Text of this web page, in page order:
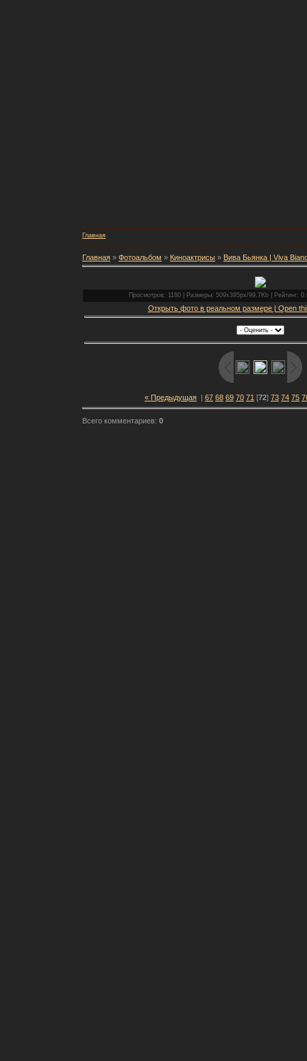
Главная
Главная » Фотоальбом » Киноактрисы » Вива Бьянка | Viva
Просмотров: 1180 | Размеры: 509x395px/99.7Kb | Рейтинг:
Открыть фото в реальном размере | Open
« Предыдущая | 67 68 69 70 71 [72] 73 74 75
Всего комментариев: 0